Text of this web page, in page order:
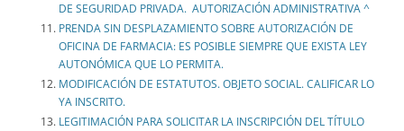
DE SEGURIDAD PRIVADA. AUTORIZACIÓN ADMINISTRATIVA ^
PRENDA SIN DESPLAZAMIENTO SOBRE AUTORIZACIÓN DE
OFICINA DE FARMACIA: ES POSIBLE SIEMPRE QUE EXISTA LEY
AUTONÓMICA QUE LO PERMITA.
MODIFICACIÓN DE ESTATUTOS. OBJETO SOCIAL. CALIFICAR LO
YA INSCRITO.
LEGITIMACIÓN PARA SOLICITAR LA INSCRIPCIÓN DEL TÍTULO